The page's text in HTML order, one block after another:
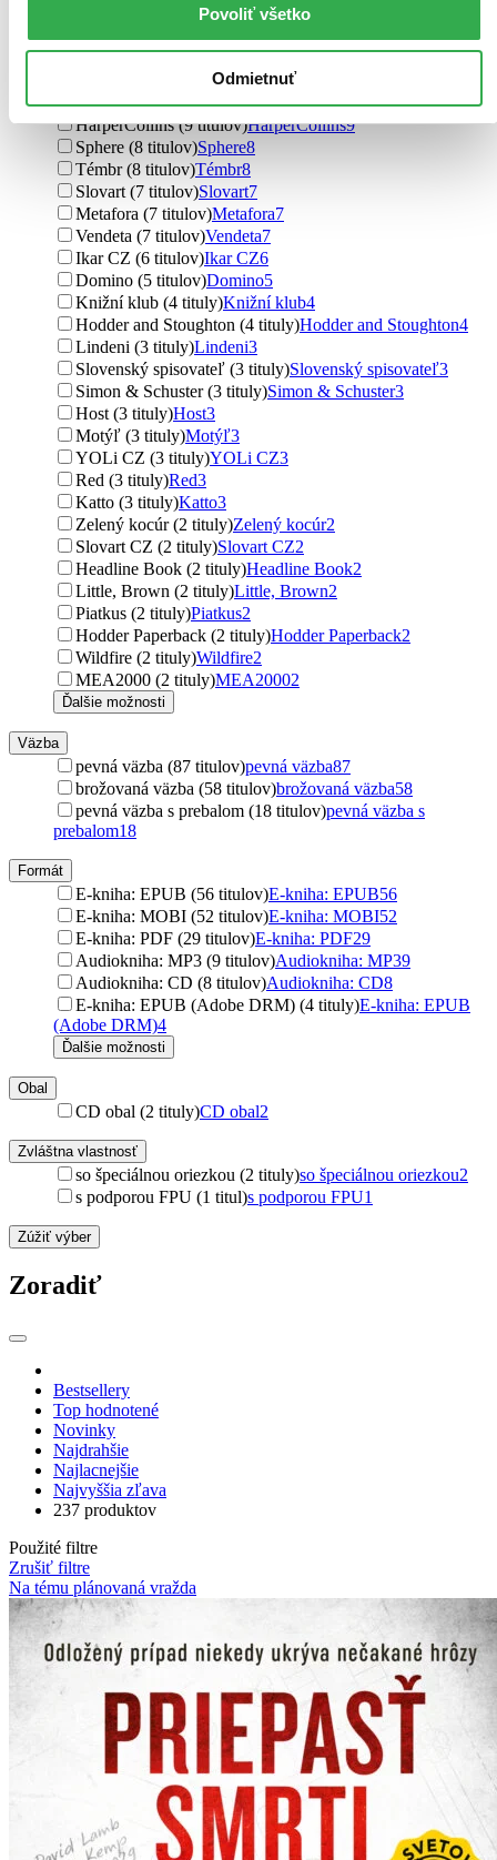
Povoliť všetko
Odmietnuť
Kalibr (51 titulov)Kalibr51
Cosmopolis (22 titulov)Cosmopolis22
Ikar18
Grada (17 titulov)Grada17
HarperCollins (9 titulov)HarperCollins9
Sphere (8 titulov)Sphere8
Témbr (8 titulov)Témbr8
Slovart (7 titulov)Slovart7
Metafora (7 titulov)Metafora7
Vendeta (7 titulov)Vendeta7
Ikar CZ (6 titulov)Ikar CZ6
Domino (5 titulov)Domino5
Knižní klub (4 tituly)Knižní klub4
Hodder and Stoughton (4 tituly)Hodder and Stoughton4
Lindeni (3 tituly)Lindeni3
Slovenský spisovateľ (3 tituly)Slovenský spisovateľ3
Simon & Schuster (3 tituly)Simon & Schuster3
Host (3 tituly)Host3
Motýľ (3 tituly)Motýľ3
YOLi CZ (3 tituly)YOLi CZ3
Red (3 tituly)Red3
Katto (3 tituly)Katto3
Zelený kocúr (2 tituly)Zelený kocúr2
Slovart CZ (2 tituly)Slovart CZ2
Headline Book (2 tituly)Headline Book2
Little, Brown (2 tituly)Little, Brown2
Piatkus (2 tituly)Piatkus2
Hodder Paperback (2 tituly)Hodder Paperback2
Wildfire (2 tituly)Wildfire2
MEA2000 (2 tituly)MEA20002
Ďalšie možnosti
Väzba
pevná väzba (87 titulov)pevná väzba87
brožovaná väzba (58 titulov)brožovaná väzba58
pevná väzba s prebalom (18 titulov)pevná väzba s
prebalom18
Formát
E-kniha: EPUB (56 titulov)E-kniha: EPUB56
E-kniha: MOBI (52 titulov)E-kniha: MOBI52
E-kniha: PDF (29 titulov)E-kniha: PDF29
Audiokniha: MP3 (9 titulov)Audiokniha: MP39
Audiokniha: CD (8 titulov)Audiokniha: CD8
E-kniha: EPUB (Adobe DRM) (4 tituly)E-kniha: EPUB
(Adobe DRM)4
Ďalšie možnosti
Obal
CD obal (2 tituly)CD obal2
Zvláštna vlastnosť
so špeciálnou oriezkou (2 tituly)so špeciálnou oriezkou2
s podporou FPU (1 titul)s podporou FPU1
Zúžiť výber
Zoradiť
Bestsellery
Top hodnotené
Novinky
Najdrahšie
Najlacnejšie
Najvyššia zľava
237 produktov
Použité filtre
Zrušiť filtre
Na tému plánovaná vražda